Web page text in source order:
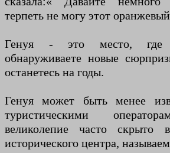
терпеть не могу этот
Генуя - это место, где
обнаруживаете новые
останетесь на годы.
Генуя может быть менее
туристическими
великолепие часто скрыто
исторического центра,